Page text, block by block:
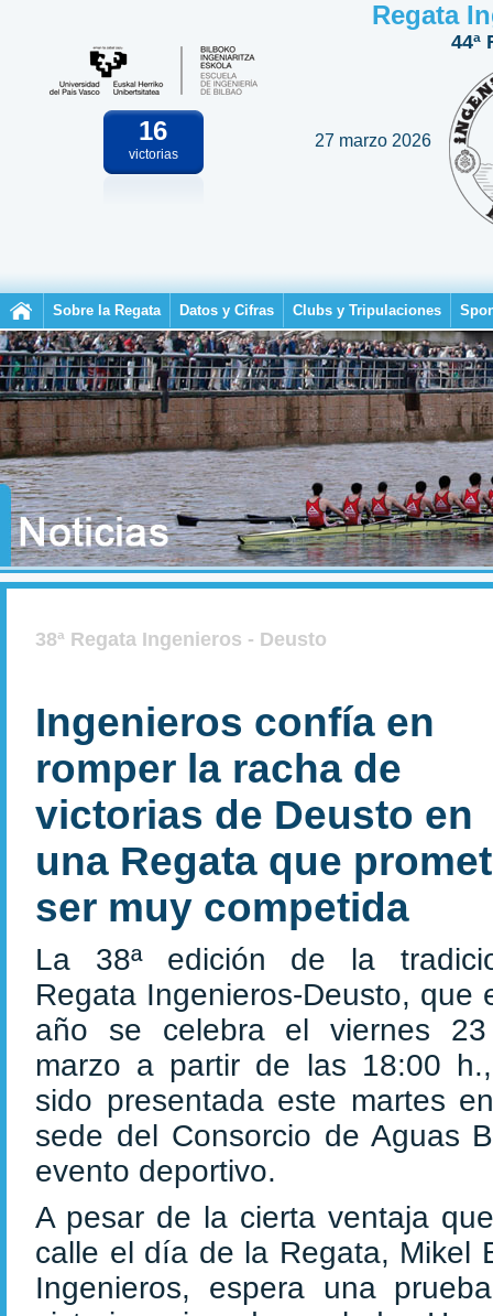
16
victorias
Regata
44ª
27 marzo 2026
Sobre la Regata Datos y Cifras Clubs y Tripulaciones
38ª Regata Ingenieros - Deusto
Ingenieros confía en
romper la racha de
victorias de Deusto en
una Regata que
ser muy competida
La 38ª edición de la
Regata Ingenieros-Deusto, que
año se celebra el viernes
marzo a partir de las 18:00
sido presentada este martes
sede del Consorcio de Aguas
evento deportivo.
A pesar de la cierta ventaja
calle el día de la Regata, Mikel
Ingenieros, espera una